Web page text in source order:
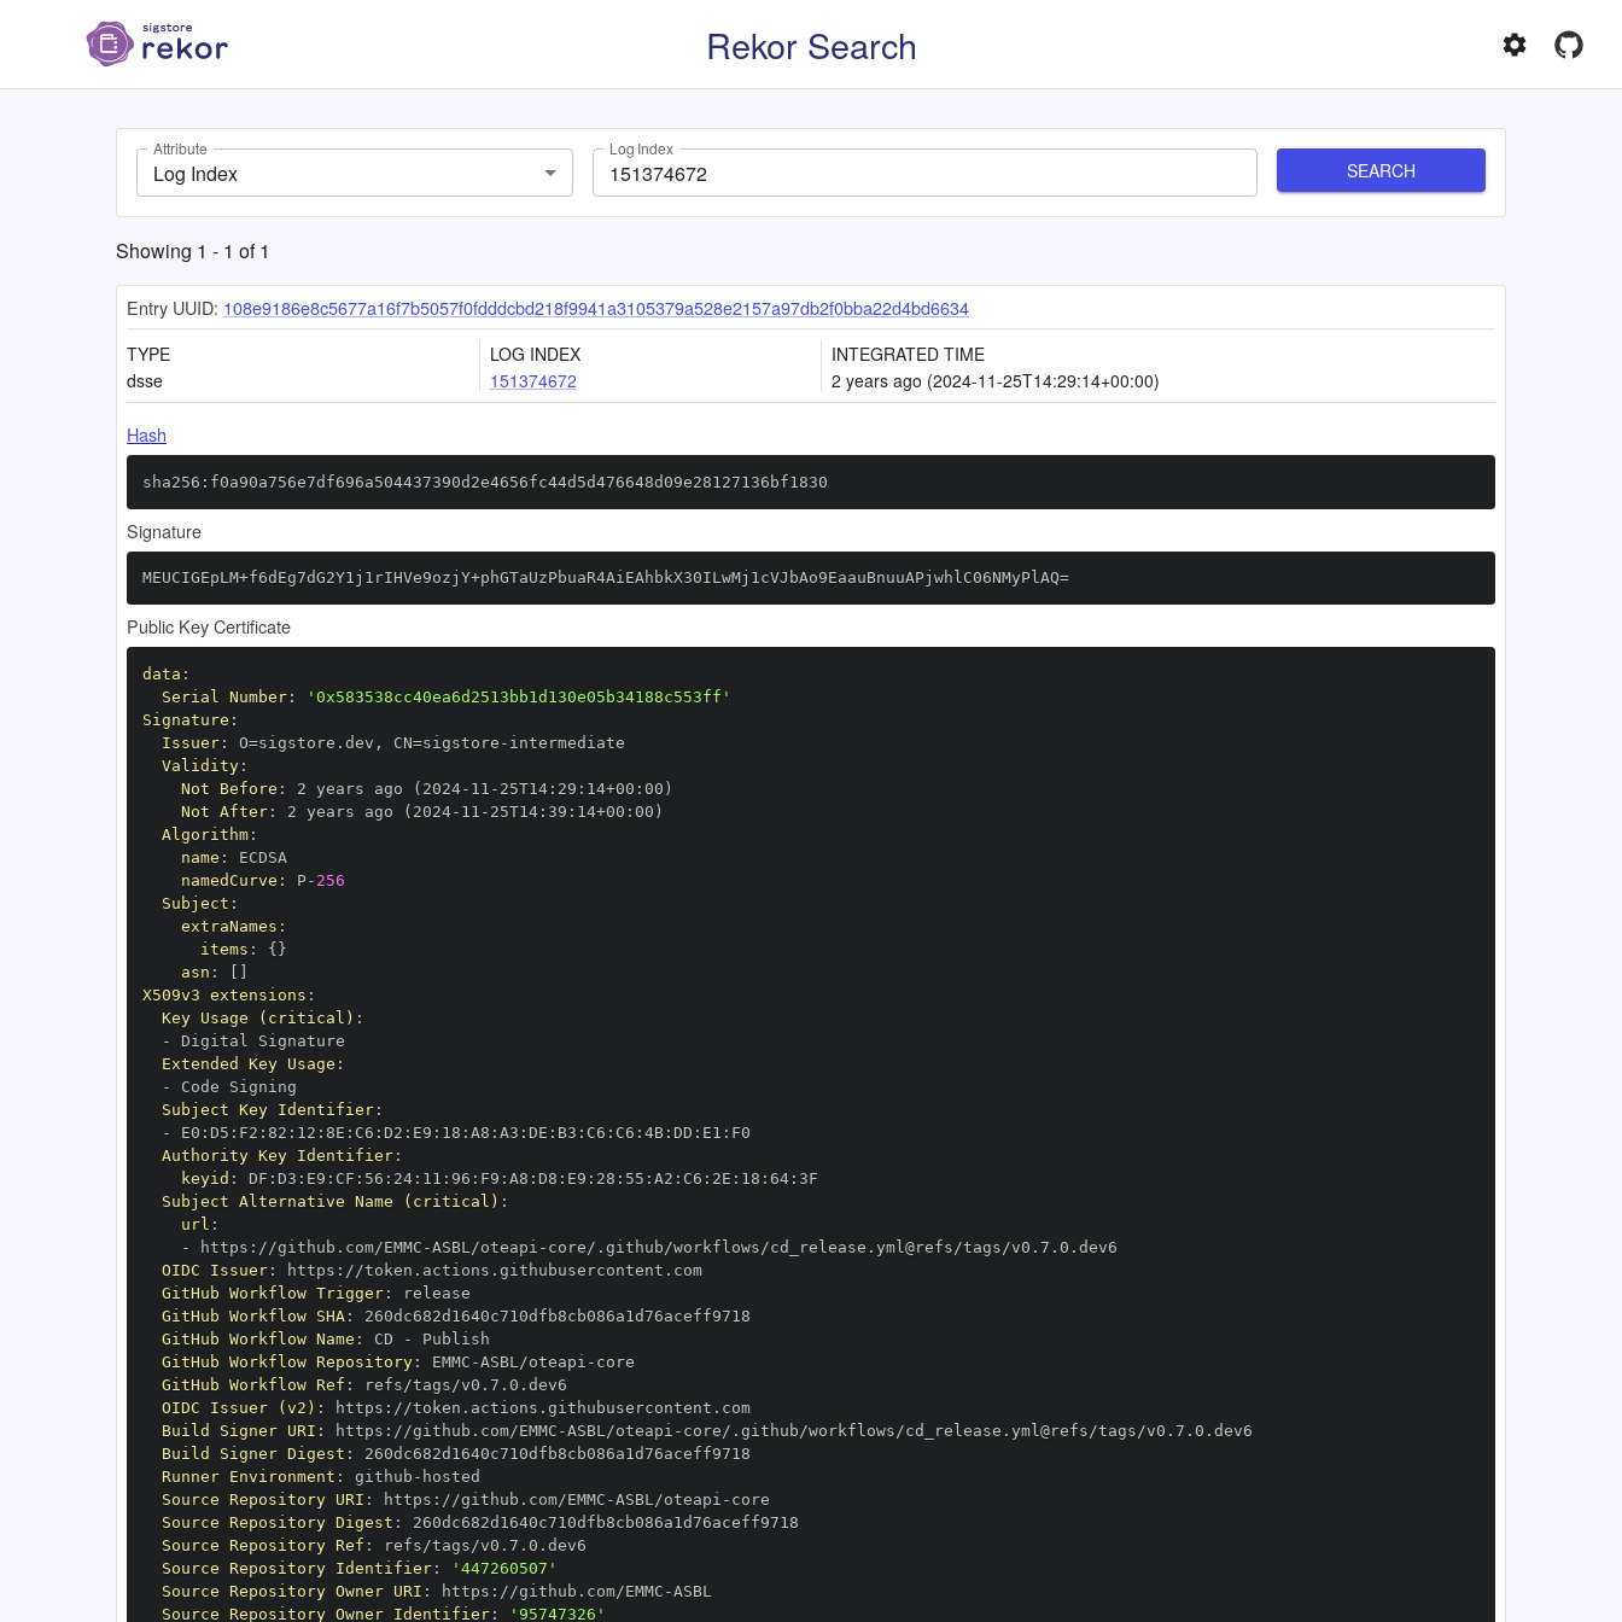
Rekor Search
Attribute
Log Index
Log Index
SEARCH
Showing 1 - 1 of1
Entry UUID: 108e9186e8c5677a16f7b5057f0fdddcbd218f9941a3105379a528e2157a97db2f0bba22d4bd6634
TYPE
dsse
LOG INDEX
151374672
INTEGRATED TIME
2 years ago (2024-11-25T14:29:14+00:00)
Hash
sha256:f0a90a756e7df696a504437390d2e4656fc44d5d476648d09e28127136bf1830
Signature
MEUCIGEpLM+f6dEg7dG2Y1j1rIHVe9ozjY+phGTaUzPbuaR4AiEAhbkX30ILwMj1cVJbAo9EaauBnuuAPjwhlC06NMyPlAQ=
Public Key Certificate
data :
Serial Number:
'0x583538cc40ea6d2513bb1d130e05b34188c553ff'
Signature :
Issuer: O=sigstore.dev , CN=sigstore -
Validity:
Not Before : 2 years ago (2024- 11 - 25T14: 29 : 14+00 :
Not After: 2 years ago (2024- 11 - 25T14: 39 : 14+00 :
Algorithm:
name :
namedCurve : P- 256
Subject :
extraNames :
items : { }
asn :
X509v3 extensions :
Key Usage (critical) :
-
Extended Key Usage :
-
Subject Key Identifier:
-
E0 : D5 : F2 : 82 : 12 : 8E : C6 : D2 : E9 : 18 : A8 : A3 : DE : B3 : C6 : C6 : 4B: DD : E1 :
Authority Key Identifier:
keyid : DF : D3 : E9 : CF : 56 : 24: 11 : 96 : F9 : A8 : D8 : E9 : 28 : 55 : A2 : C6 : 2E : 18 : 64:
Subject Alternative Name (critical) :
url :
-
https : //github.com/EMMC -ASBL/oteapi -
OIDC Issuer: https :
//token.actions.githubusercontent.com
GitHub Workflow Trigger:
GitHub Workflow SHA:
GitHub Workflow Name : CD -
GitHub Workflow Repository: EMMC -ASBL/oteapi -
GitHub Workflow Ref :
OIDC Issuer (v2) : https :
//token.actions.githubusercontent.com
Build Signer URI : https : //github.com/EMMC -ASBL/oteapi -
Build Signer Digest :
Runner Environment : github -
Source Repository URI : https : //github.com/EMMC -ASBL/oteapi -
Source Repository Digest :
Source Repository Ref :
Source Repository Identifier:
'447260507'
Source Repository Owner URI : https : //github.com/EMMC -
Source Repository Owner Identifier: '95747326'